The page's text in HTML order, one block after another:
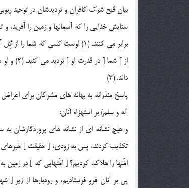
بيان قبح شرک کافران و ترديدشان در توحيد
ستايش خدايي را که آسمانها و زمين را آفريد، و
برابر مي کنند. (1) اوست کسي که
از ]
داند. (3)
پاسخ منذرانه به بهانه هاي مشرکان براي
آله و سلم) بر استهزاء آنان:
امّتها را هلاک کرديم؟ [ امّتهايي که ] در زمين
پي بر آنان فرو فرستاديم، و رودبارها از